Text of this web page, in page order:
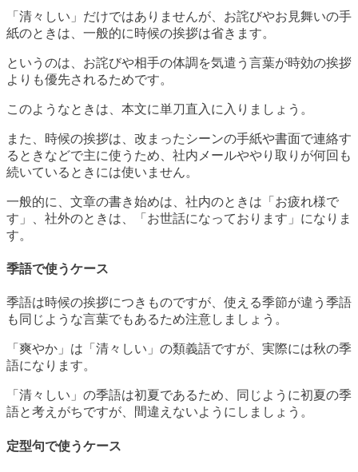
「清々しい」だけではありませんが、お詫びやお見舞いの手
紙のときは、一般的に時候の挨拶は省きます。
というのは、お詫びや相手の体調を気遣う言葉が時効の挨拶
よりも優先されるためです。
このようなときは、本文に単刀直入に入りましょう。
また、時候の挨拶は、改まったシーンの手紙や書面で連絡す
るときなどで主に使うため、社内メールややり取りが何回も
続いているときには使いません。
一般的に、文章の書き始めは、社内のときは「お疲れ様で
す」、社外のときは、「お世話になっております」になりま
す。
季語で使うケース
季語は時候の挨拶につきものですが、使える季節が違う季語
も同じような言葉でもあるため注意しましょう。
「爽やか」は「清々しい」の類義語ですが、実際には秋の季
語になります。
「清々しい」の季語は初夏であるため、同じように初夏の季
語と考えがちですが、間違えないようにしましょう。
定型句で使うケース